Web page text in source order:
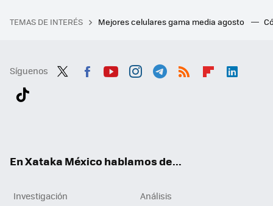
TEMAS DE INTERÉS Mejores celulares gama media agosto
Síguenos
En Xataka México hablamos de...
Investigación
Análisis